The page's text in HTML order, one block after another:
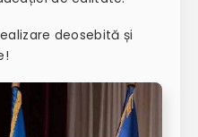
deosebită și